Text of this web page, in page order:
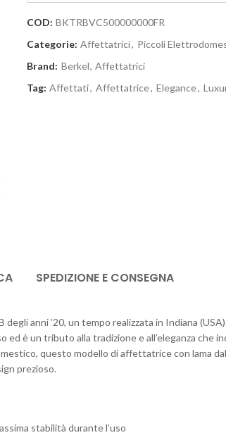
COD: BKTRBVC500000000FR
Categorie: Affettatrici, Piccoli
Brand: Berkel, Affettatrici
Tag: Affettati, Affettatrice, Elegance,
SPEDIZIONE E CONSEGNA
anni ’20, un tempo realizzata in Indiana
è un tributo alla tradizione e all’eleganza che
questo modello di affettatrice con lama
prezioso.
stabilità durante l’uso